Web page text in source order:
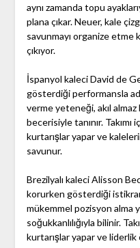
aynı zamanda topu
plana çıkar. Neuer, kale
savunmayı organize
çıkıyor.
İspanyol kaleci David de
gösterdiği performansla
verme yeteneği, akıl almaz
becerisiyle tanınır. Takımı
kurtarışlar yapar ve
savunur.
Brezilyalı kaleci Alisson
korurken gösterdiği
mükemmel pozisyon alma
soğukkanlılığıyla bilinir.
kurtarışlar yapar ve liderlik